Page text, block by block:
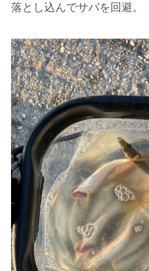
落とし込んでサバを回避。